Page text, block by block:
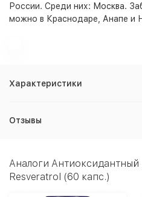
России. Среди них: Москва.
можно в Краснодаре, Анапе и
Характеристики
Отзывы
Аналоги Антиоксидантный
Resveratrol (60 капс.)